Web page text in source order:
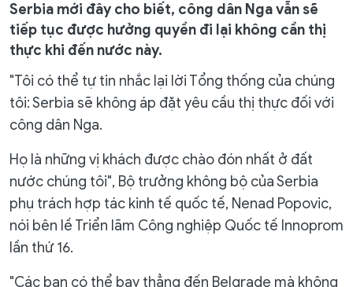
Serbia mới đây cho biết, công dân Nga vẫn sẽ
tiếp tục được hưởng quyền đi lại không cần thị
thực khi đến nước này.
"Tôi có thể tự tin nhắc lại lời Tổng thống của chúng
tôi: Serbia sẽ không áp đặt yêu cầu thị thực đối với
công dân Nga.
Họ là những vị khách được chào đón nhất ở đất
nước chúng tôi", Bộ trưởng không bộ của Serbia
phụ trách hợp tác kinh tế quốc tế, Nenad Popovic,
nói bên lề Triển lãm Công nghiệp Quốc tế Innoprom
lần thứ 16.
"Các bạn có thể bay thẳng đến Belgrade mà không